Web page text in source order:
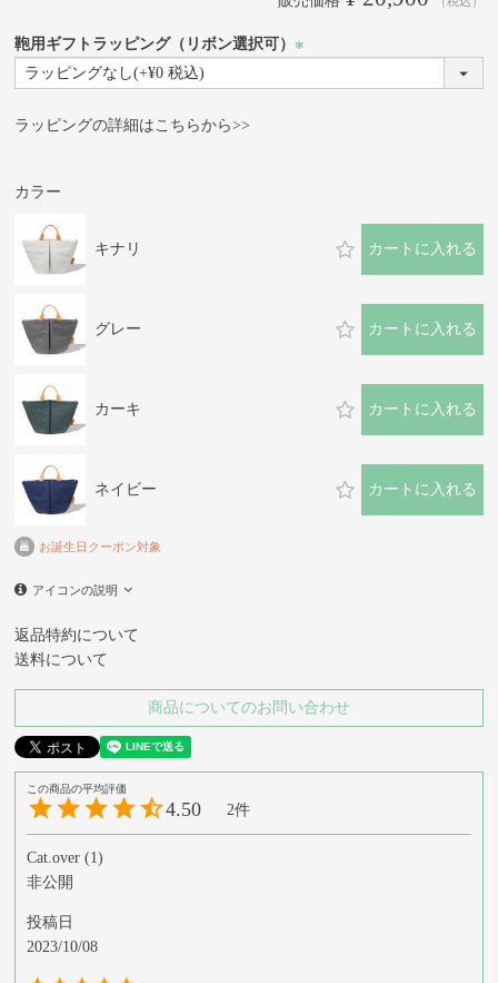
鞄用ギフトラッピング（リボン選択可）
ラッピングの詳細はこちらから>>
カラー
キナリ カートに入れる
グレー カートに入れる
カーキ カートに入れる
ネイビー カートに入れる
お誕生日クーポン対象
アイコンの説明
返品特約について
送料について
商品についてのお問い合わせ
4.50 2
Cat.over
1
非公開
投稿日
2023/10/08